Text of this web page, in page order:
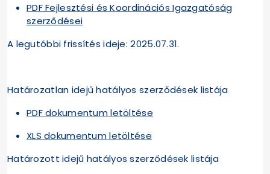
PDF Fejlesztési és Koordinációs Igazgatóság
szerződései
A legutóbbi frissítés ideje: 2025.07.31.
Határozatlan idejű hatályos szerződések listája
PDF dokumentum letöltése
XLS dokumentum letöltése
Határozott idejű hatályos szerződések listája